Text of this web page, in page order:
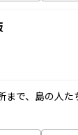
で、島の人